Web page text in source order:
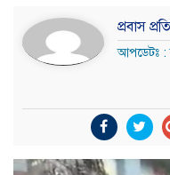
প্রবাস
আপডেটঃ :